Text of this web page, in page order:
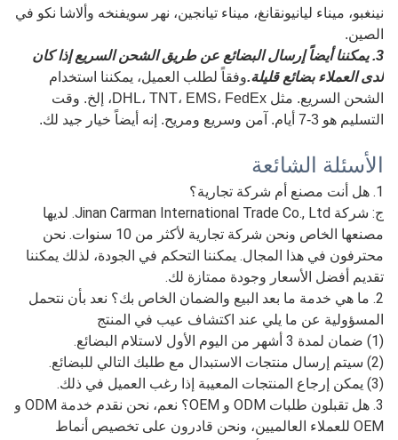
نينغبو، ميناء ليانيونقانغ، ميناء تيانجين، نهر سويفنخه وألاشا نكو في
الصين.
3. يمكننا أيضاً إرسال البضائع عن طريق الشحن السريع إذا كان
لدى العملاء بضائع قليلة.وفقاً لطلب العميل، يمكننا استخدام
الشحن السريع. مثل DHL، TNT، EMS، FedEx، إلخ. وقت
التسليم هو 3-7 أيام. آمن وسريع ومريح. إنه أيضاً خيار جيد لك.
الأسئلة الشائعة
1. هل أنت مصنع أم شركة تجارية؟
ج: شركة Jinan Carman International Trade Co., Ltd. لديها
مصنعها الخاص ونحن شركة تجارية لأكثر من 10 سنوات. نحن
محترفون في هذا المجال. يمكننا التحكم في الجودة، لذلك يمكننا
تقديم أفضل الأسعار وجودة ممتازة لك.
2. ما هي خدمة ما بعد البيع والضمان الخاص بك؟ نعد بأن نتحمل
المسؤولية عن ما يلي عند اكتشاف عيب في المنتج
(1) ضمان لمدة 3 أشهر من اليوم الأول لاستلام البضائع.
(2) سيتم إرسال منتجات الاستبدال مع طلبك التالي للبضائع.
(3) يمكن إرجاع المنتجات المعيبة إذا رغب العميل في ذلك.
3. هل تقبلون طلبات ODM و OEM؟ نعم، نحن نقدم خدمة ODM و
OEM للعملاء العالميين، ونحن قادرون على تخصيص أنماط